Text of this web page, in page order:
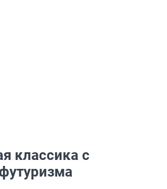
классика с